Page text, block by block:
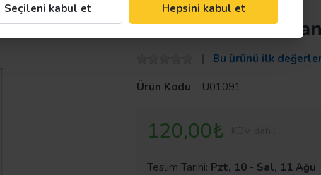
Taroks
Arızalı Takım
Bu ürünü ilk
Ürün Kodu
U01091
120,00₺
Teslim Tarihi: Pzt, 10 - Sal, 11 Ağu
Seçileni kabul et Hepsini kabul et